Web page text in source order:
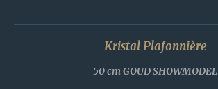
Kristal Plafonnière
50 cm GOUD SHOWMODEL